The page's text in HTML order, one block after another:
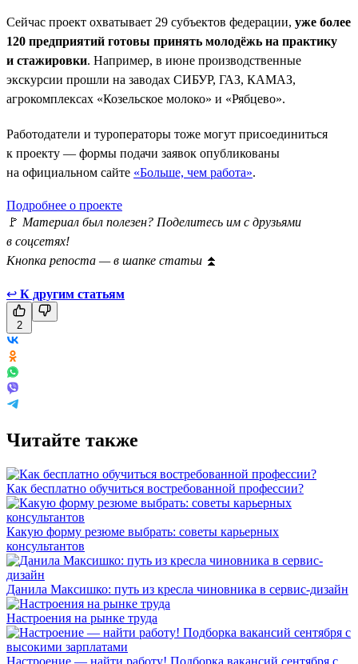
Сейчас проект охватывает 29 субъектов федерации, уже более
120 предприятий готовы принять молодёжь на практику
и стажировки. Например, в июне производственные
экскурсии прошли на заводах СИБУР, ГАЗ, КАМАЗ,
агрокомплексах «Козельское молоко» и «Рябцево».
Работодатели и туроператоры тоже могут присоединиться
к проекту — формы подачи заявок опубликованы
на официальном сайте «Больше, чем работа».
Подробнее о проекте
🚩 Материал был полезен? Поделитесь им с друзьями
в соцсетях!
Кнопка репоста — в шапке статьи ⏫
↩ К другим статьям
2
Читайте также
Как бесплатно обучиться востребованной профессии?
Какую форму резюме выбрать: советы карьерных
консультантов
Данила Максишко: путь из кресла чиновника в сервис-дизайн
Настроения на рынке труда
Настроение — найти работу! Подборка вакансий сентября с